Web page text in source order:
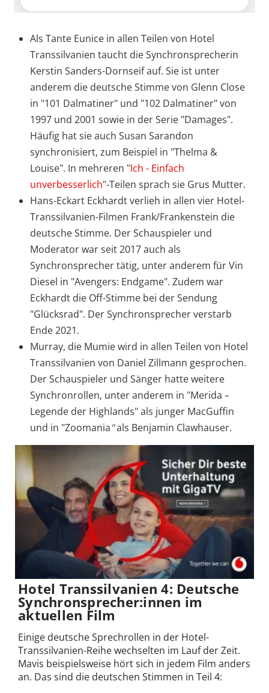
Als Tante Eunice in allen Teilen von Hotel
Transsilvanien taucht die Synchronsprecherin
Kerstin Sanders-Dornseif auf. Sie ist unter
anderem die deutsche Stimme von Glenn Close
in "101 Dalmatiner" und "102 Dalmatiner" von
1997 und 2001 sowie in der Serie "Damages".
Häufig hat sie auch Susan Sarandon
synchronisiert, zum Beispiel in "Thelma &
Louise". In mehreren "Ich - Einfach
unverbesserlich"-Teilen sprach sie Grus Mutter.
Hans-Eckart Eckhardt verlieh in allen vier Hotel-
Transsilvanien-Filmen Frank/Frankenstein die
deutsche Stimme. Der Schauspieler und
Moderator war seit 2017 auch als
Synchronsprecher tätig, unter anderem für Vin
Diesel in "Avengers: Endgame". Zudem war
Eckhardt die Off-Stimme bei der Sendung
"Glücksrad". Der Synchronsprecher verstarb
Ende 2021.
Murray, die Mumie wird in allen Teilen von Hotel
Transsilvanien von Daniel Zillmann gesprochen.
Der Schauspieler und Sänger hatte weitere
Synchronrollen, unter anderem in "Merida –
Legende der Highlands" als junger MacGuffin
und in "Zoomania"als Benjamin Clawhauser.
Hotel Transsilvanien 4: Deutsche
Synchronsprecher:innen im
aktuellen Film
Einige deutsche Sprechrollen in der Hotel-
Transsilvanien-Reihe wechselten im Lauf der Zeit.
Mavis beispielsweise hört sich in jedem Film anders
an. Das sind die deutschen Stimmen in Teil 4: